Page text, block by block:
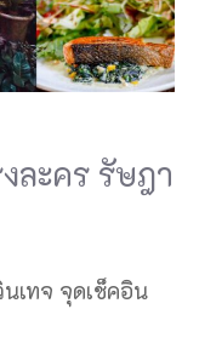
ละคร รัษฎา
เทจ จุดเช็คอิน